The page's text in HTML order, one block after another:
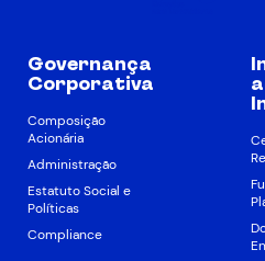
Governança
Corporativa
Composição
Acionária
Administração
Estatuto Social e
Políticas
Compliance